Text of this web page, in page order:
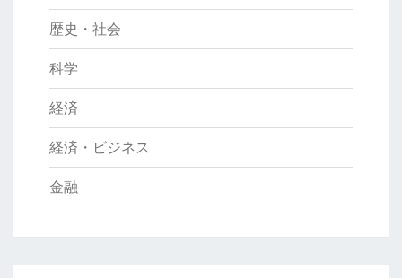
歴史・社会
科学
経済
経済・ビジネス
金融